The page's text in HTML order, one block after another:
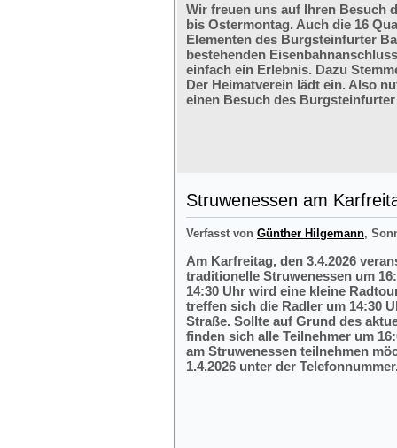
Wir freuen uns auf Ihren Besuch
bis Ostermontag. Auch die 16
Elementen des Burgsteinfurter
bestehenden
einfach ein Erlebnis. Dazu
Der Heimatverein lädt ein. Also
einen Besuch des
Struwenessen am
Verfasst von Günther Hilgemann,
Am Karfreitag, den 3.4.2026
traditionelle Struwenessen um
14:30 Uhr wird eine kleine
treffen sich die Radler um 14:30
Straße. Sollte auf Grund des
finden sich alle Teilnehmer um
am Struwenessen teilnehmen
1.4.2026 unter der